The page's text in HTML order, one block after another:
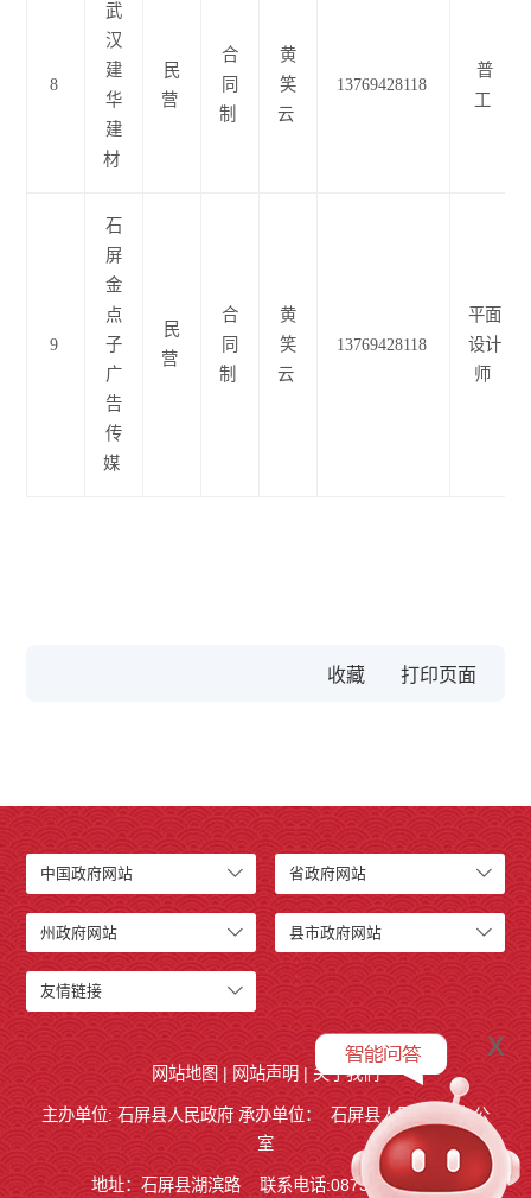
8
武
汉
建
华
建
材
民
营
合
同
制
黄
笑
云
13769428118
普
工
9
石
屏
金
点
子
广
告
传
媒
民
营
合
同
制
黄
笑
云
13769428118
平面
设计
师
收藏
中国政府网站 省政府网站
州政府网站 县市政府网站
友情链接
网站地图 | 网站声明 | 关于我们
主办单位: 石屏县人民政府 承办单位： 石屏县人民政府
办公
室
地址：石屏县湖滨路 联系电话:0873-4858140
x